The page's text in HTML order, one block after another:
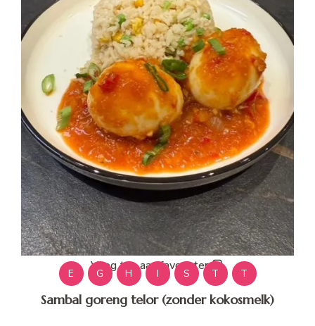
Voeg toe aan favorieten
E G H I S T T
Sambal goreng telor (zonder kokosmelk)